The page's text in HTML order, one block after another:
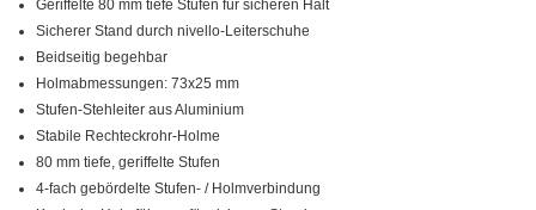
Geriffelte 80 mm tiefe Stufen für sicheren Halt
Sicherer Stand durch nivello-Leiterschuhe
Beidseitig begehbar
Holmabmessungen: 73x25 mm
Stufen-Stehleiter aus Aluminium
Stabile Rechteckrohr-Holme
80 mm tiefe, geriffelte Stufen
4-fach gebördelte Stufen- / Holmverbindung